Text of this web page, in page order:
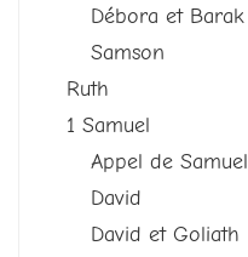
Débora et Barak
Samson
Ruth
1 Samuel
Appel de Samuel
David
David et Goliath